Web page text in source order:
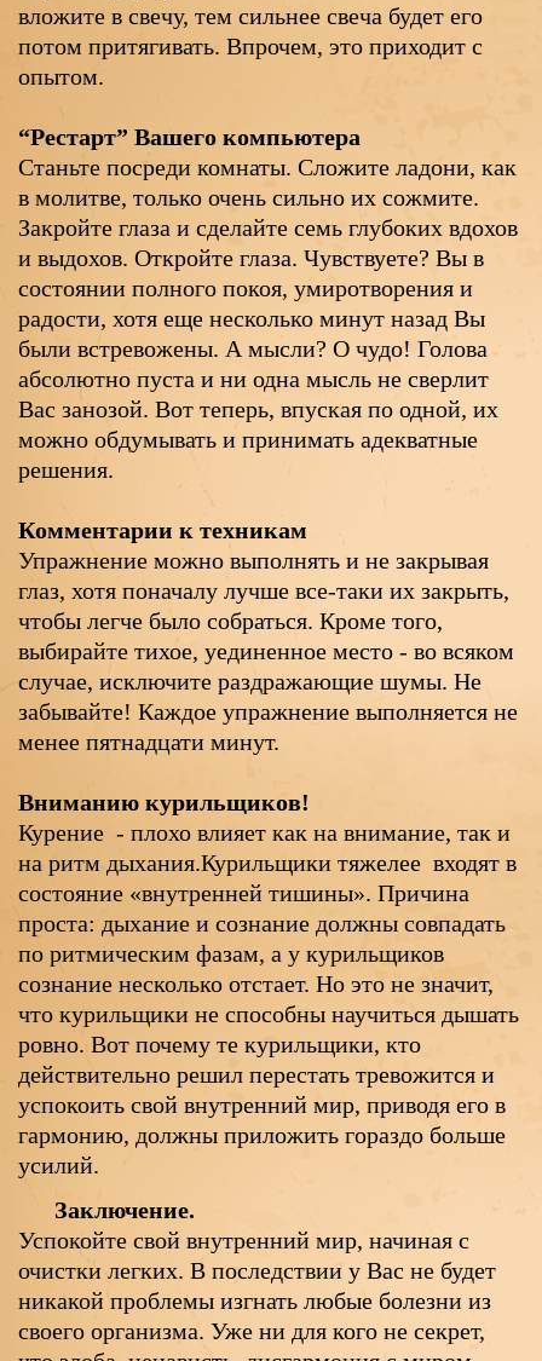
вложите в свечу, тем сильнее свеча будет его
потом притягивать. Впрочем, это приходит с
опытом.
“Рестарт” Вашего компьютера
Станьте посреди комнаты. Сложите ладони, как
в молитве, только очень сильно их сожмите.
Закройте глаза и сделайте семь глубоких вдохов
и выдохов. Откройте глаза. Чувствуете? Вы в
состоянии полного покоя, умиротворения и
радости, хотя еще несколько минут назад Вы
были встревожены. А мысли? О чудо! Голова
абсолютно пуста и ни одна мысль не сверлит
Вас занозой. Вот теперь, впуская по одной, их
можно обдумывать и принимать адекватные
решения.
Комментарии к техникам
Упражнение можно выполнять и не закрывая
глаз, хотя поначалу лучше все-таки их закрыть,
чтобы легче было собраться. Кроме того,
выбирайте тихое, уединенное место - во всяком
случае, исключите раздражающие шумы. Не
забывайте! Каждое упражнение выполняется не
менее пятнадцати минут.
Вниманию курильщиков!
Курение - плохо влияет как на внимание, так и
на ритм дыхания.Курильщики тяжелее входят в
состояние «внутренней тишины». Причина
проста: дыхание и сознание должны совпадать
по ритмическим фазам, а у курильщиков
сознание несколько отстает. Но это не значит,
что курильщики не способны научиться дышать
ровно. Вот почему те курильщики, кто
действительно решил перестать тревожится и
успокоить свой внутренний мир, приводя его в
гармонию, должны приложить гораздо больше
усилий.
Заключение.
Успокойте свой внутренний мир, начиная с
очистки легких. В последствии у Вас не будет
никакой проблемы изгнать любые болезни из
своего организма. Уже ни для кого не секрет,